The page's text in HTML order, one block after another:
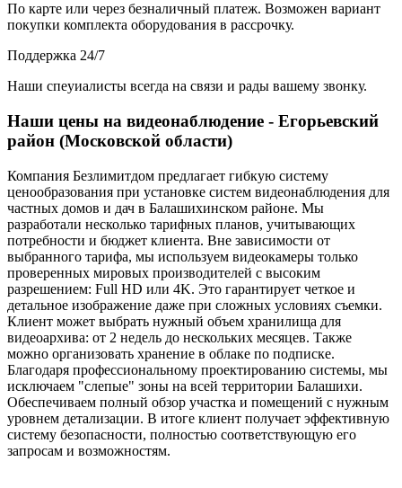
По карте или через безналичный платеж. Возможен вариант
покупки комплекта оборудования в рассрочку.
Поддержка 24/7
Наши спеуиалисты всегда на связи и рады вашему звонку.
Наши цены на видеонаблюдение - Егорьевский
район (Московской области)
Компания Безлимитдом предлагает гибкую систему
ценообразования при установке систем видеонаблюдения для
частных домов и дач в Балашихинском районе. Мы
разработали несколько тарифных планов, учитывающих
потребности и бюджет клиента. Вне зависимости от
выбранного тарифа, мы используем видеокамеры только
проверенных мировых производителей с высоким
разрешением: Full HD или 4K. Это гарантирует четкое и
детальное изображение даже при сложных условиях съемки.
Клиент может выбрать нужный объем хранилища для
видеоархива: от 2 недель до нескольких месяцев. Также
можно организовать хранение в облаке по подписке.
Благодаря профессиональному проектированию системы, мы
исключаем "слепые" зоны на всей территории Балашихи.
Обеспечиваем полный обзор участка и помещений с нужным
уровнем детализации. В итоге клиент получает эффективную
систему безопасности, полностью соответствующую его
запросам и возможностям.